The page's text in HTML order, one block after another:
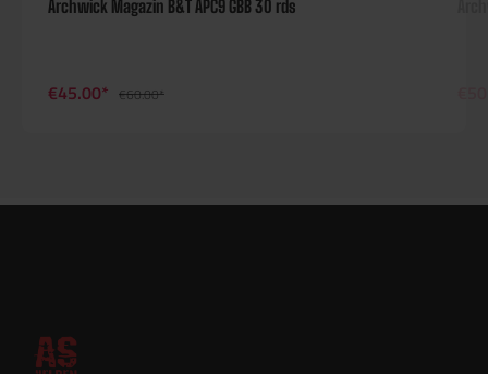
Archwick Magazin B&T APC9 GBB 30 rds
€45.00* €60.00*